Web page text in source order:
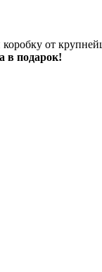
от
в подарок!